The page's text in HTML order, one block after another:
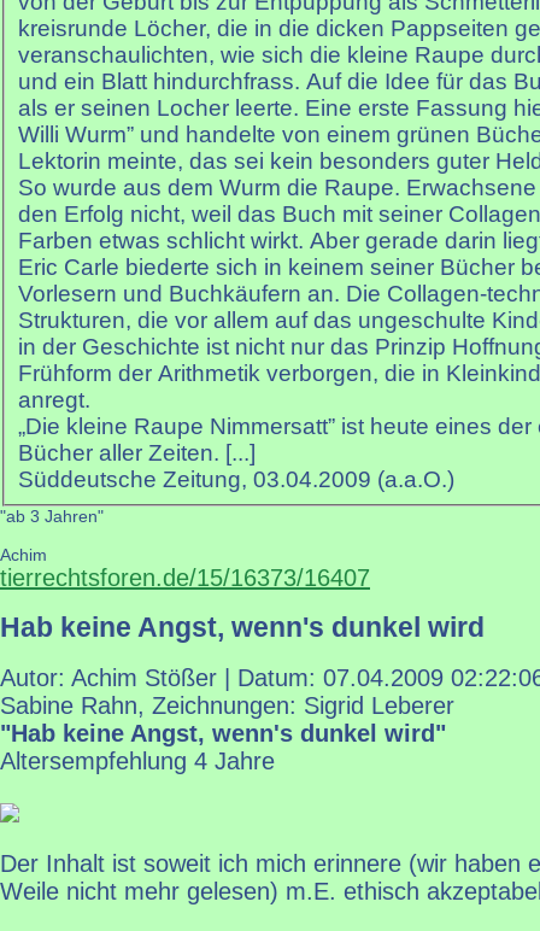
kreisrunde Löcher, die in die dicken Pappseiten
veranschaulichten, wie sich die kleine Raupe
und ein Blatt hindurchfrass. Auf die Idee für das
als er seinen Locher leerte. Eine erste Fassung
Willi Wurm” und handelte von einem grünen
Lektorin meinte, das sei kein besonders guter
So wurde aus dem Wurm die Raupe.
den Erfolg nicht, weil das Buch mit seiner
Farben etwas schlicht wirkt. Aber gerade darin
Eric Carle biederte sich in keinem seiner Bücher
Vorlesern und Buchkäufern an. Die Collagen-
Strukturen, die vor allem auf das ungeschulte
in der Geschichte ist nicht nur das Prinzip
Frühform der Arithmetik verborgen, die in
anregt.
„Die kleine Raupe Nimmersatt” ist heute eines
Bücher aller Zeiten. [...]
Süddeutsche Zeitung, 03.04.2009 (a.a.O.)
"ab 3 Jahren"
Achim
tierrechtsforen.de/15/16373/16407
Hab keine Angst, wenn's dunkel wird
Autor: Achim Stößer | Datum: 07.04.2009
Sabine Rahn, Zeichnungen: Sigrid Leberer
"Hab keine Angst, wenn's dunkel wird"
Altersempfehlung 4 Jahre
Der Inhalt ist soweit ich mich erinnere (wir haben
Weile nicht mehr gelesen) m.E. ethisch